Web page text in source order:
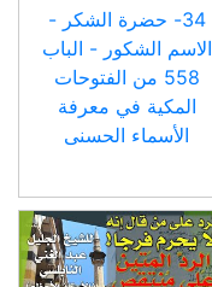
34- حضرة الشكر -
الاسم الشكور - الباب
558 من الفتوحات
المكية في معرفة
الأسماء الحسنى